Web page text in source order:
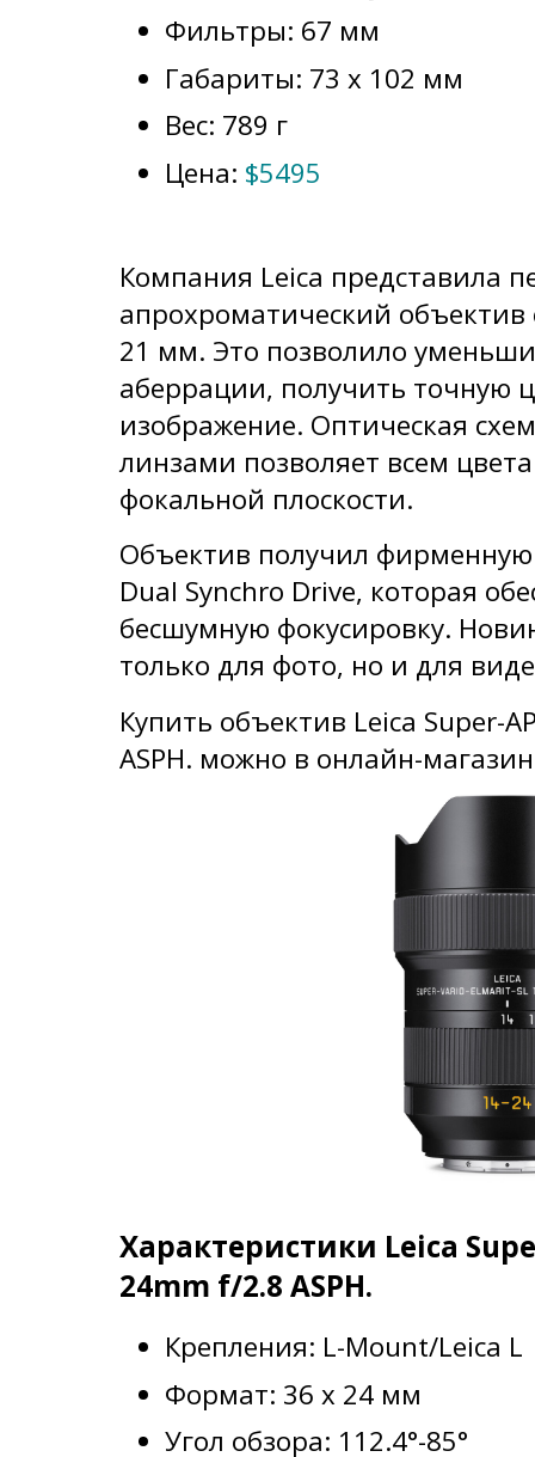
Фильтры: 67 мм
Габариты: 73 x 102 мм
Вес: 789 г
Цена: $5495
Компания Leica представила
апрохроматический
21 мм. Это позволило
аберрации, получить точную
изображение. Оптическая
линзами позволяет всем
фокальной плоскости.
Объектив получил фирменную
Dual Synchro Drive, которая
бесшумную фокусировку.
только для фото, но и для
Купить объектив Leica Super-
ASPH. можно в онлайн-
Характеристики Leica
24mm f/2.8 ASPH.
Крепления: L-Mount/Leica L
Формат: 36 x 24 мм
Угол обзора: 112.4°-85°